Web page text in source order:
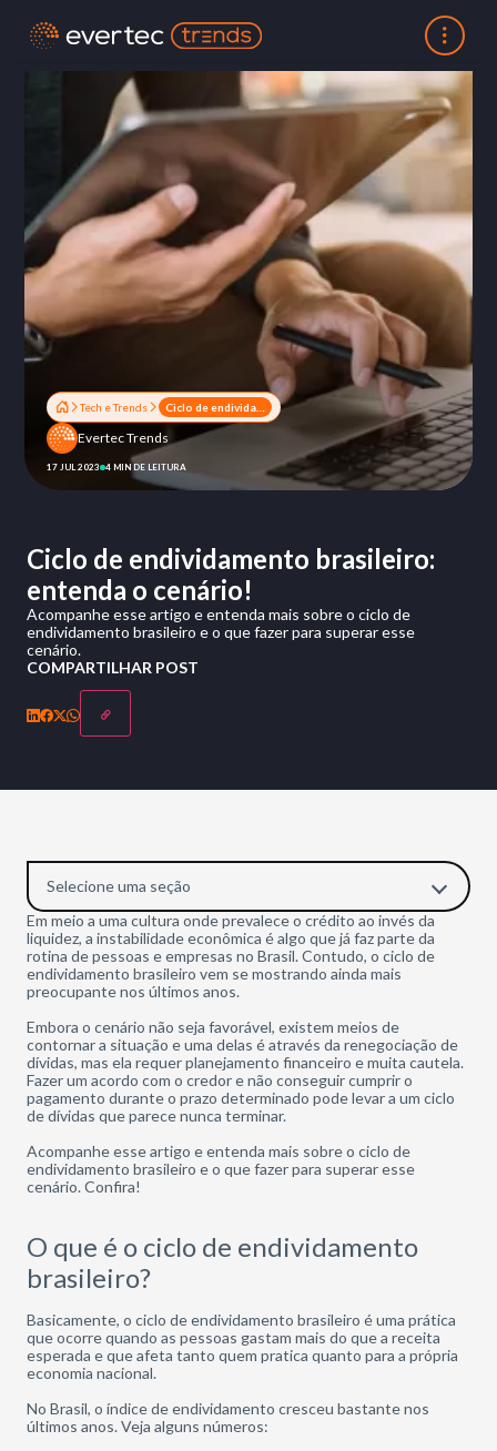
Tech e Trends
Evertec Trends
17 JUL 2023 4 MIN DE LEITURA
Ciclo de endividamento brasileiro:
entenda o cenário!
Acompanhe esse artigo e entenda mais sobre o ciclo de
endividamento brasileiro e o que fazer para superar esse
cenário.
COMPARTILHAR POST
Selecione uma seção
Em meio a uma cultura onde prevalece o crédito ao invés da
liquidez, a instabilidade econômica é algo que já faz parte da
rotina de pessoas e empresas no Brasil. Contudo, o ciclo de
endividamento brasileiro vem se mostrando ainda mais
preocupante nos últimos anos.
Embora o cenário não seja favorável, existem meios de
contornar a situação e uma delas é através da renegociação de
dívidas, mas ela requer planejamento financeiro e muita cautela.
Fazer um acordo com o credor e não conseguir cumprir o
pagamento durante o prazo determinado pode levar a um ciclo
de dívidas que parece nunca terminar.
Acompanhe esse artigo e entenda mais sobre o ciclo de
endividamento brasileiro e o que fazer para superar esse
cenário. Confira!
O que é o ciclo de endividamento
brasileiro?
Basicamente, o ciclo de endividamento brasileiro é uma prática
que ocorre quando as pessoas gastam mais do que a receita
esperada e que afeta tanto quem pratica quanto para a própria
economia nacional.
No Brasil, o índice de endividamento cresceu bastante nos
últimos anos. Veja alguns números: